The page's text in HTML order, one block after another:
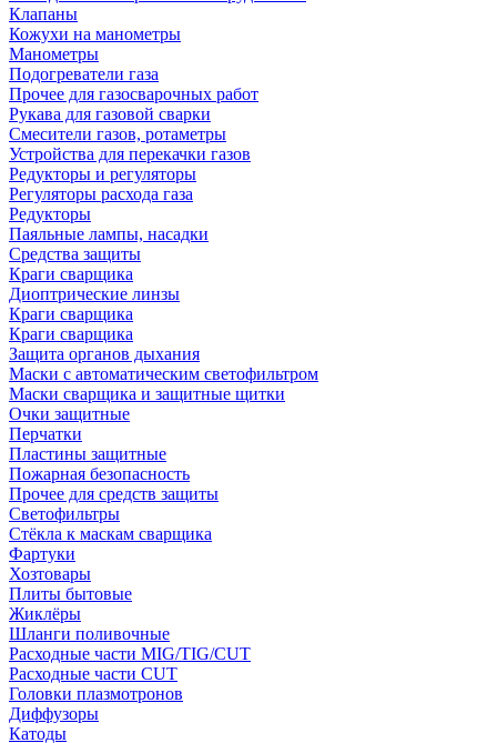
Клапаны
Кожухи на манометры
Манометры
Подогреватели газа
Прочее для газосварочных работ
Рукава для газовой сварки
Смесители газов, ротаметры
Устройства для перекачки газов
Редукторы и регуляторы
Регуляторы расхода газа
Редукторы
Паяльные лампы, насадки
Средства защиты
Краги сварщика
Диоптрические линзы
Краги сварщика
Краги сварщика
Защита органов дыхания
Маски с автоматическим светофильтром
Маски сварщика и защитные щитки
Очки защитные
Перчатки
Пластины защитные
Пожарная безопасность
Прочее для средств защиты
Светофильтры
Стёкла к маскам сварщика
Фартуки
Хозтовары
Плиты бытовые
Жиклёры
Шланги поливочные
Расходные части MIG/TIG/CUT
Расходные части CUT
Головки плазмотронов
Диффузоры
Катоды